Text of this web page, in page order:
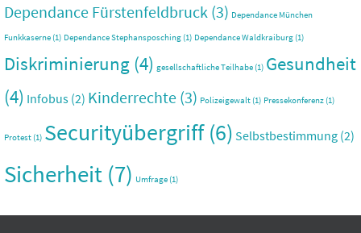
Dependance Fürstenfeldbruck (3) Dependance München
Funkkaserne (1) Dependance Stephansposching (1) Dependance Waldkraiburg (1)
Diskriminierung (4) gesellschaftliche Teilhabe (1) Gesundheit
(4) Infobus (2) Kinderrechte (3) Polizeigewalt (1) Pressekonferenz (1)
Protest (1) Securityübergriff(6) Selbstbestimmung (2)
Sicherheit (7) Umfrage (1)